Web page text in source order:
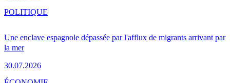
Une enclave espagnole dépassée par l'afflux de migrants arrivant par
la mer
30.07.2026
POLITIQUE